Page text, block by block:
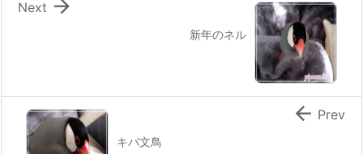
新年のネル

Next
キバ文鳥
 Prev